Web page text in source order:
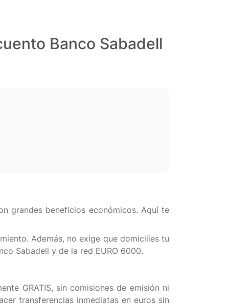
Banco Sabadell
grandes beneficios económicos. Aquí te
Además, no exige que domicilies tu
Sabadell y de la red EURO 6000.
GRATIS, sin comisiones de emisión ni
transferencias inmediatas en euros sin